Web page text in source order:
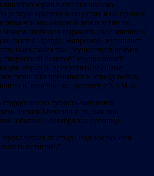
израильтян это письмо
резкую критику в соцсетях и на правых
пока что мы живем в демократии со
можем свободно выражать свое мнение к
газеты Правда. Например, журналист
высказался так: “существует прямая
творческой “элитой” подписавшей
Израиль прекратить военные
теми, кто призывает к отводу войск,
и, конечно же, диалогу с ХАМАС.
тупость заявлений
Ривки Михаэли и то, как она
события 7 октября как геноцид.
от стыда под землю, они
петиции.”